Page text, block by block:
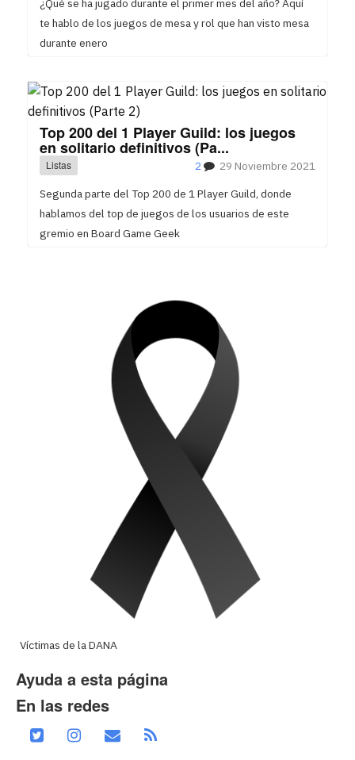
¿Qué se ha jugado durante el primer mes del año? Aquí
te hablo de los juegos de mesa y rol que han visto mesa
durante enero
Top 200 del 1 Player Guild: los juegos
en solitario definitivos (Pa...
Listas 29 Noviembre 2021
2
Segunda parte del Top 200 de 1 Player Guild, donde
hablamos del top de juegos de los usuarios de este
gremio en Board Game Geek
Víctimas de la DANA
Ayuda a esta página
En las redes